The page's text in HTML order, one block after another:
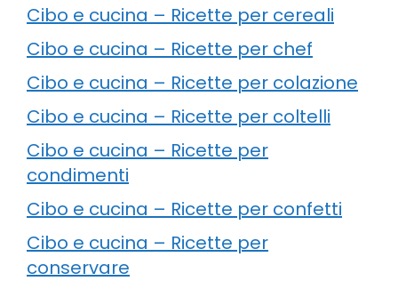
Cibo e cucina – Ricette per cereali
Cibo e cucina – Ricette per chef
Cibo e cucina – Ricette per colazione
Cibo e cucina – Ricette per coltelli
Cibo e cucina – Ricette per
condimenti
Cibo e cucina – Ricette per confetti
Cibo e cucina – Ricette per
conservare